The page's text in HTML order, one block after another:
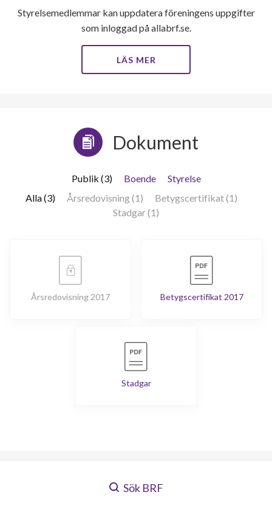
Styrelsemedlemmar kan uppdatera föreningens uppgifter
som inloggad på allabrf.se.
LÄS MER
Dokument
Publik (3) Boende
Styrelse
Alla (3)
Årsredovisning (1)
Betygscertifikat (1)
Stadgar (1)
Årsredovisning 2017 Betygscertifikat 2017
Stadgar
Sök BRF